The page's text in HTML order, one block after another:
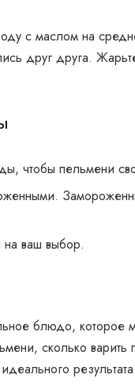
с маслом на
друг друга.
чтобы пельмени
ваш выбор.
блюдо, которое
сколько варить